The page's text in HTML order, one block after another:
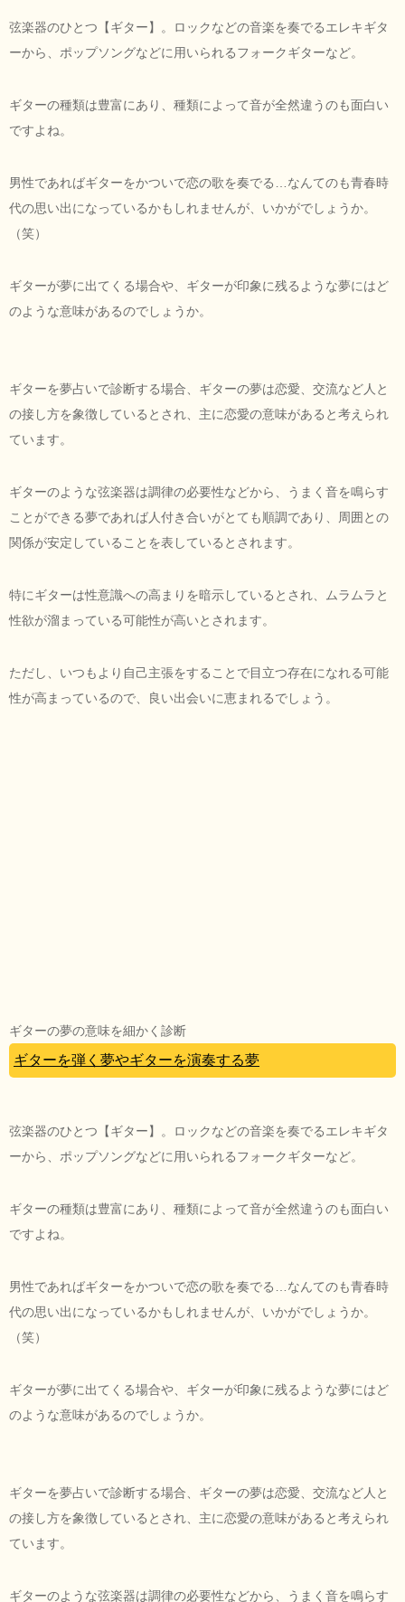
弦楽器のひとつ【ギター】。ロックなどの音楽を奏でるエレキギタ
ーから、ポップソングなどに用いられるフォークギターなど。
ギターの種類は豊富にあり、種類によって音が全然違うのも面白い
ですよね。
男性であればギターをかついで恋の歌を奏でる…なんてのも青春時
代の思い出になっているかもしれませんが、いかがでしょうか。
（笑）
ギターが夢に出てくる場合や、ギターが印象に残るような夢にはど
のような意味があるのでしょうか。
ギターを夢占いで診断する場合、ギターの夢は恋愛、交流など人と
の接し方を象徴しているとされ、主に恋愛の意味があると考えられ
ています。
ギターのような弦楽器は調律の必要性などから、うまく音を鳴らす
ことができる夢であれば人付き合いがとても順調であり、周囲との
関係が安定していることを表しているとされます。
特にギターは性意識への高まりを暗示しているとされ、ムラムラと
性欲が溜まっている可能性が高いとされます。
ただし、いつもより自己主張をすることで目立つ存在になれる可能
性が高まっているので、良い出会いに恵まれるでしょう。
ギターの夢の意味を細かく診断
ギターを弾く夢やギターを演奏する夢
弦楽器のひとつ【ギター】。ロックなどの音楽を奏でるエレキギタ
ーから、ポップソングなどに用いられるフォークギターなど。
ギターの種類は豊富にあり、種類によって音が全然違うのも面白い
ですよね。
男性であればギターをかついで恋の歌を奏でる…なんてのも青春時
代の思い出になっているかもしれませんが、いかがでしょうか。
（笑）
ギターが夢に出てくる場合や、ギターが印象に残るような夢にはど
のような意味があるのでしょうか。
ギターを夢占いで診断する場合、ギターの夢は恋愛、交流など人と
の接し方を象徴しているとされ、主に恋愛の意味があると考えられ
ています。
ギターのような弦楽器は調律の必要性などから、うまく音を鳴らす